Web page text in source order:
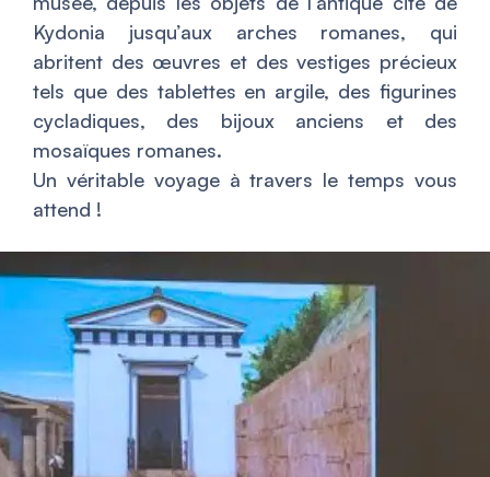
Kydonia jusqu’aux arches romanes, qui
abritent des œuvres et des vestiges précieux
tels que des tablettes en argile, des figurines
cycladiques, des bijoux anciens et des
mosaïques romanes.
Un véritable voyage à travers le temps vous
attend !